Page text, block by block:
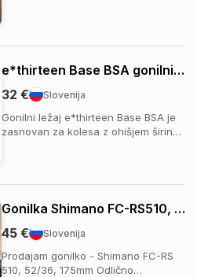
znakov raztega verige. Vec info zs.
e*thirteen Base BSA gonilni ležaj
Slovenija
32 €
Gonilni ležaj e*thirteen Base BSA je
zasnovan za kolesa z ohišjem širine
opremljen pa je s ležaji ABEC 3 z
dvojnim tesnjenjem, ki zagotavljajo
dolgo ž...
Gonilka Shimano FC-RS510, 52/36, 175mm
Slovenija
45 €
Prodajam gonilko - Shimano FC-RS
510, 52/36, 175mm Odlično